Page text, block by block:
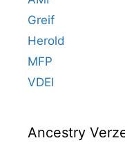
Greif
Herold
MFP
VDEI
Ancestry